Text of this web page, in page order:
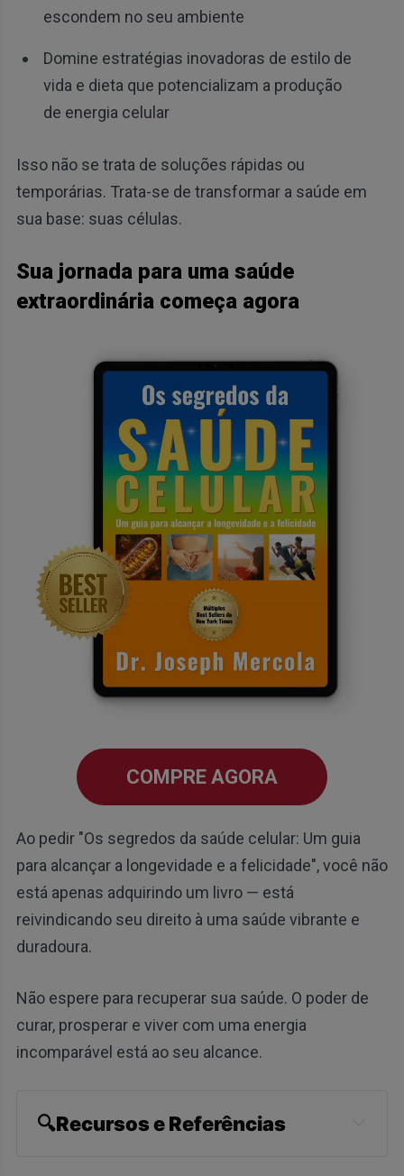
escondem no seu ambiente
Domine estratégias inovadoras de estilo de
vida e dieta que potencializam a produção
de energia celular
Isso não se trata de soluções rápidas ou
temporárias. Trata-se de transformar a saúde em
sua base: suas células.
Sua jornada para uma saúde
extraordinária começa agora
COMPRE AGORA
Ao pedir "Os segredos da saúde celular: Um guia
para alcançar a longevidade e a felicidade", você não
está apenas adquirindo um livro — está
reivindicando seu direito à uma saúde vibrante e
duradoura.
Não espere para recuperar sua saúde. O poder de
curar, prosperar e viver com uma energia
incomparável está ao seu alcance.
🔍Recursos e Referências